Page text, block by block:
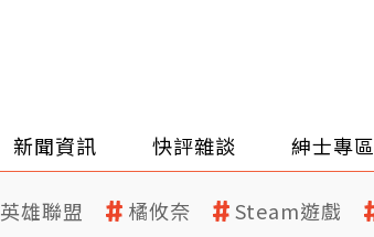
新聞資訊 快評雜談 紳士專區
英雄聯盟 橘攸奈 Steam遊戲